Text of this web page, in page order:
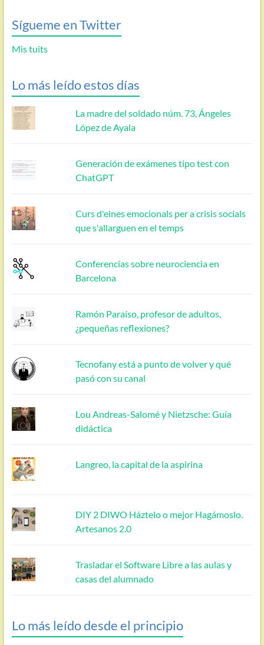
Sígueme en Twitter
Mis tuits
Lo más leído estos días
La madre del soldado núm. 73, Ángeles
López de Ayala
Generación de exámenes tipo test con
ChatGPT
Curs d'eines emocionals per a crisis socials
que s'allarguen en el temps
Conferencias sobre neurociencia en
Barcelona
Ramón Paraíso, profesor de adultos,
¿pequeñas reflexiones?
Tecnofany está a punto de volver y qué
pasó con su canal
Lou Andreas-Salomé y Nietzsche: Guía
didáctica
Langreo, la capital de la aspirina
DIY 2 DIWO Háztelo o mejor Hagámoslo.
Artesanos 2.0
Trasladar el Software Libre a las aulas y
casas del alumnado
Lo más leído desde el principio